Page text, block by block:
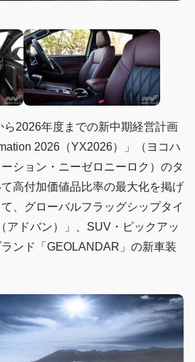
2026年度までの新中期経営計画
2026（YX2026）」（ヨコハ
ション・ニーゼロニーロク）のタ
高付加価値品比率の最大化を掲げ
、グローバルフラッグシップタイ
アドバン）」、SUV・ピックアッ
ンド「GEOLANDAR」の新車装